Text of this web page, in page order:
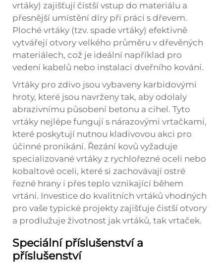
vrtáky) zajišťují čistší vstup do materiálu a
přesnější umístění díry při práci s dřevem.
Ploché vrtáky (tzv. spade vrtáky) efektivně
vytvářejí otvory velkého průměru v dřevěných
materiálech, což je ideální například pro
vedení kabelů nebo instalaci dveřního kování.
Vrtáky pro zdivo jsou vybaveny karbidovými
hroty, které jsou navrženy tak, aby odolaly
abrazivnímu působení betonu a cihel. Tyto
vrtáky nejlépe fungují s nárazovými vrtačkami,
které poskytují nutnou kladivovou akci pro
účinné pronikání. Řezání kovů vyžaduje
specializované vrtáky z rychlořezné oceli nebo
kobaltové oceli, které si zachovávají ostré
řezné hrany i přes teplo vznikající během
vrtání. Investice do kvalitních vrtáků vhodných
pro vaše typické projekty zajišťuje čistší otvory
a prodlužuje životnost jak vrtáků, tak vrtaček.
Speciální příslušenství a
příslušenství